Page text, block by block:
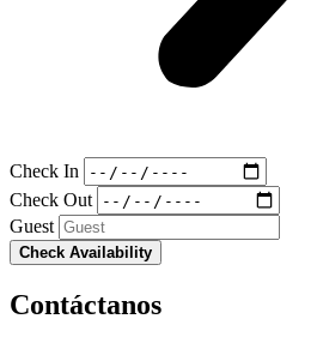
Check In
Check Out
Guest
Check Availability
Contáctanos